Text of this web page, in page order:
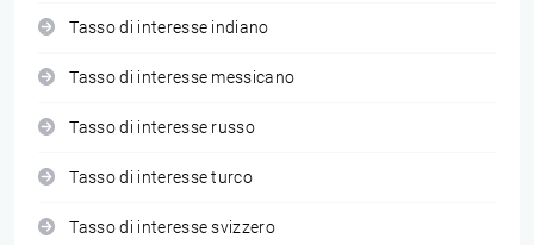
Tasso di interesse indiano
Tasso di interesse messicano
Tasso di interesse russo
Tasso di interesse turco
Tasso di interesse svizzero